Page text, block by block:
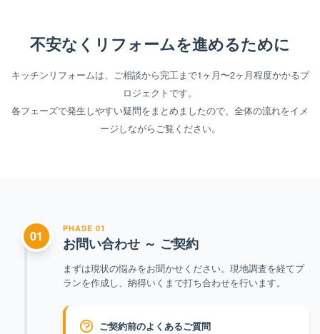
不安なくリフォームを進めるために
キッチンリフォームは、ご相談から完工まで1ヶ月〜2ヶ月程度かかるプ
ロジェクトです。
各フェーズで発生しやすい疑問をまとめましたので、全体の流れをイメ
ージしながらご覧ください。
リフォームの流れとフェーズごとのご質問
01
PHASE 01
お問い合わせ ～ ご契約
まずは現状の悩みをお聞かせください。現地調査を経てプ
ランを作成し、納得いくまで打ち合わせを行います。
ご契約前のよくあるご質問